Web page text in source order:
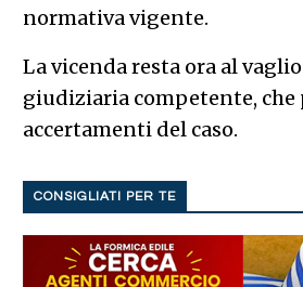
normativa vigente.
La vicenda resta ora al
giudiziaria competente, che
accertamenti del caso.
CONSIGLIATI PER TE